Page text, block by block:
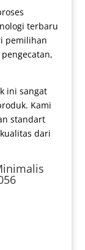
terbaru
pemilihan
ini sangat
Kami
standart
dari